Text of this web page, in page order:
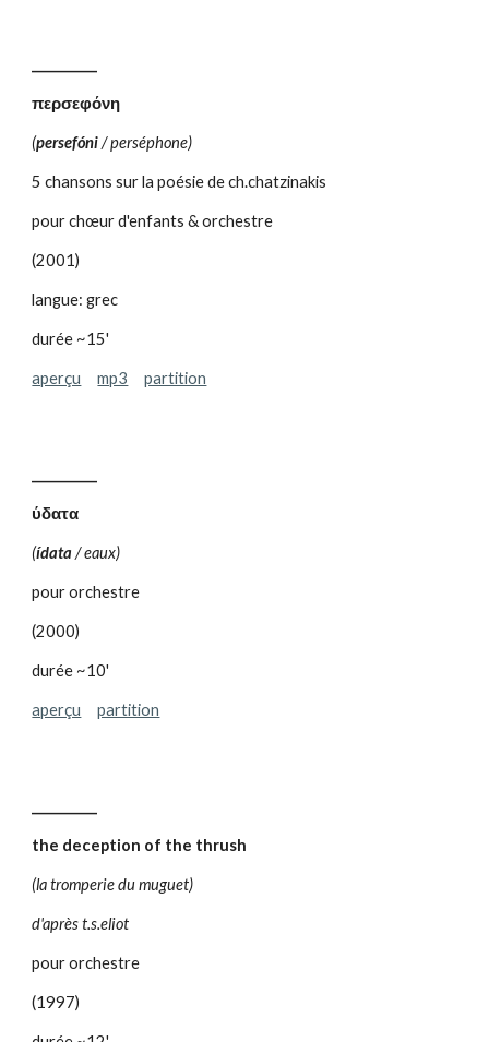
περσεφόνη
(persefóni/ perséphone)
5 chansons sur la poésie de ch.chatzinakis
pour chœur d'enfants & orchestre
(2001)
langue: grec
durée ~15'
aperçu mp3 partition
ύδατα
(ídata/ eaux)
pour orchestre
(2000)
durée ~10'
aperçu partition
the deception of the thrush
(la tromperie du muguet)
d'après t.s.eliot
pour orchestre
(1997)